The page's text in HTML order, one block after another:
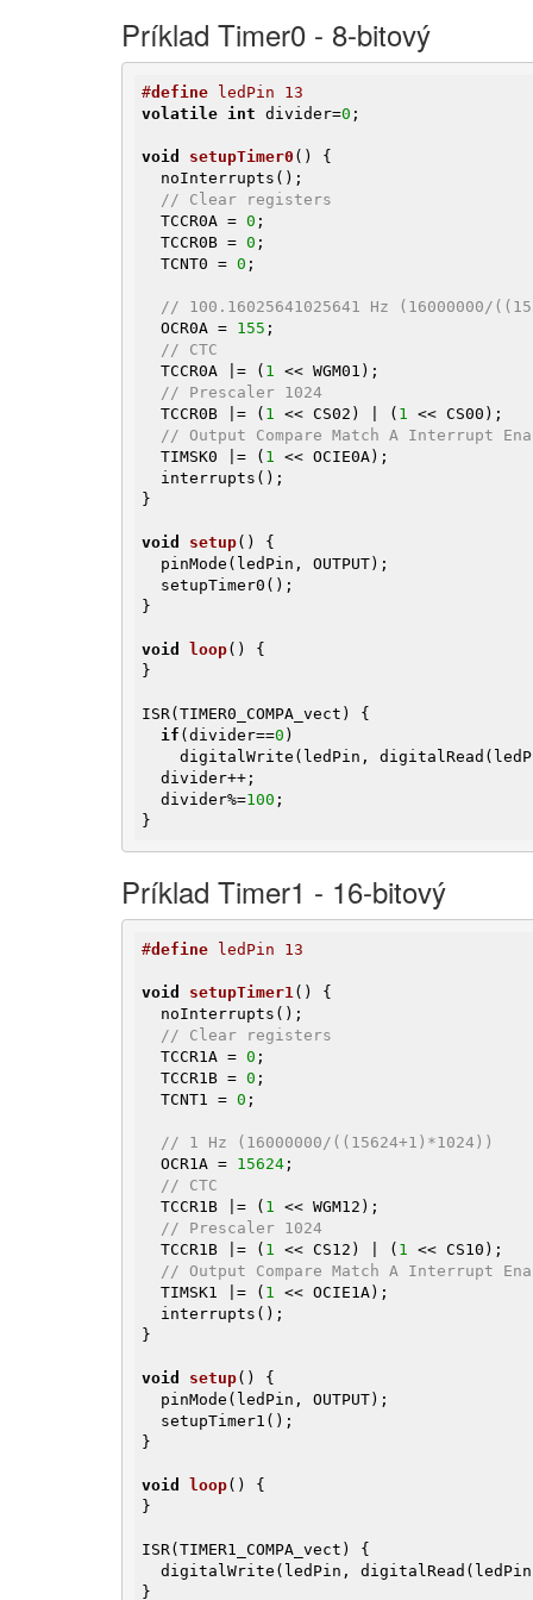
Príklad Timer0 - 8-bitový
#define ledPin 13
volatile int divider=0 ;
void setupTimer0 ()
{
// Clear registers
  TCCR0A =
0 ;
  TCCR0B =
0 ;
  TCNT0 =
0 ;
// 100.16025641025641 Hz (16000000/
  OCR0A =
155 ;
// CTC
  TCCR0A |= (
1 << WGM01);
// Prescaler 1024
  TCCR0B |= (
1 << CS02) | ( 1 << CS00);
// Output Compare Match A Interrupt
  TIMSK0 |= (
1 << OCIE0A);
}
void setup()
{
}
void loop()
{
}
ISR(TIMER0_COMPA_vect) {
if (divider==0 )
digitalWrite(ledPin,
  divider%=
100 ;
}
Príklad Timer1 - 16-bitový
#define ledPin 13
void setupTimer1()
{
// Clear registers
  TCCR1A =
0 ;
  TCCR1B =
0 ;
  TCNT1 =
0 ;
// 1 Hz (16000000/((15624+1)*1024))
  OCR1A =
15624 ;
// CTC
  TCCR1B |= (
1 << WGM12);
// Prescaler 1024
  TCCR1B |= (
1 << CS12) | ( 1 << CS10);
// Output Compare Match A Interrupt
  TIMSK1 |= (
1 << OCIE1A);
}
void setup()
{
}
void loop()
{
}
ISR(TIMER1_COMPA_vect) {
digitalWrite(ledPin,
}